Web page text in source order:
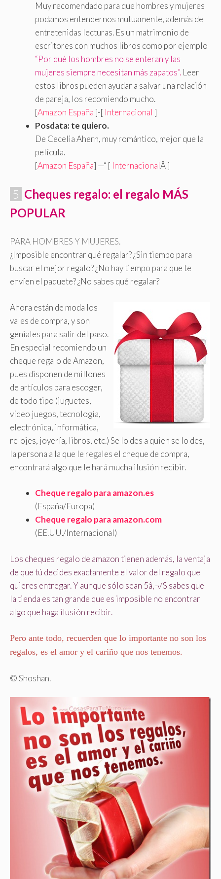
Muy recomendado para que hombres y mujeres
podamos entendernos mutuamente, además de
entretenidas lecturas. Es un matrimonio de
escritores con muchos libros como por ejemplo
“Por qué los hombres no se enteran y las
mujeres siempre necesitan más zapatos”. Leer
estos libros pueden ayudar a salvar una relación
de pareja, los recomiendo mucho.
[Amazon España ]-[ Internacional ]
Posdata: te quiero.
De Cecelia Ahern, muy romántico, mejor que la
película.
[Amazon España] —“ [ InternacionalÂ]
5 Cheques regalo: el regalo MÁS
POPULAR
PARA HOMBRES Y MUJERES.
¿Imposible encontrar qué regalar? ¿Sin tiempo para
buscar el mejor regalo? ¿No hay tiempo para que te
envíen el paquete? ¿No sabes qué regalar?
Ahora están de moda los
vales de compra, y son
geniales para salir del paso.
En especial recomiendo un
cheque regalo de Amazon,
pues disponen de millones
de artículos para escoger,
de todo tipo (juguetes,
vídeo juegos, tecnología,
electrónica, informática,
relojes, joyería, libros, etc.) Se lo des a quien se lo des,
la persona a la que le regales el cheque de compra,
encontrará algo que le hará mucha ilusión recibir.
Cheque regalo para amazon.es
(España/Europa)
Cheque regalo para amazon.com
(EE.UU./Internacional)
Los cheques regalo de amazon tienen además, la ventaja
de que tú decides exactamente el valor del regalo que
quieres entregar. Y aunque sólo sean 5â‚¬/$ sabes que
la tienda es tan grande que es imposible no encontrar
algo que haga ilusión recibir.
Pero ante todo, recuerden que lo importante no son los
regalos, es el amor y el cariño que nos tenemos.
© Shoshan.